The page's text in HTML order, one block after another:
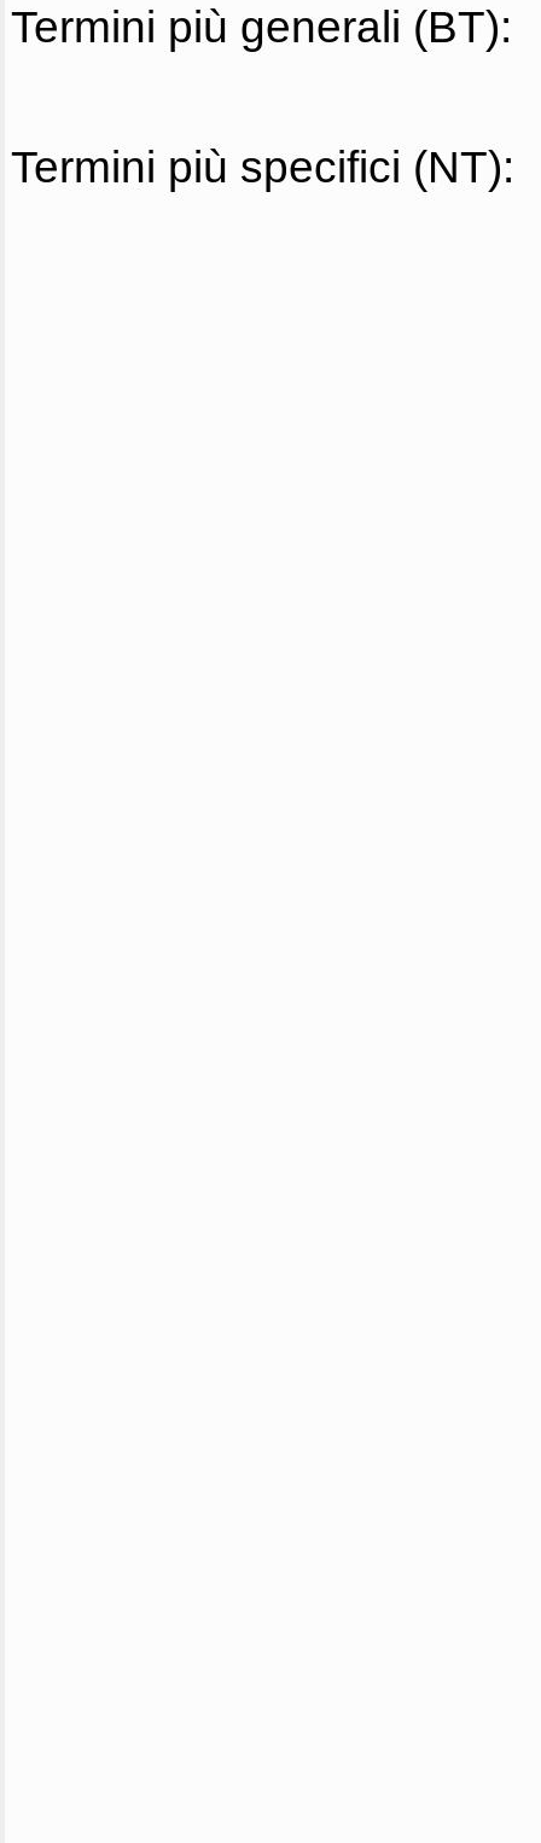
Termini più generali (BT):
Termini più specifici (NT):